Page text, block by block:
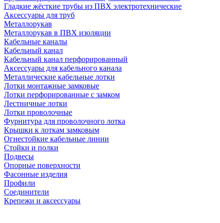
Гладкие жёсткие трубы из ПВХ электротехнические
Аксессуары для труб
Металлорукав
Металлорукав в ПВХ изоляции
Кабельные каналы
Кабельный канал
Кабельный канал перфорированный
Аксессуары для кабельного канала
Металлические кабельные лотки
Лотки монтажные замковые
Лотки перфорированные с замком
Лестничные лотки
Лотки проволочные
Фурнитура для проволочного лотка
Крышки к лоткам замковым
Огнестойкие кабельные линии
Стойки и полки
Подвесы
Опорные поверхности
Фасонные изделия
Профили
Соединители
Крепежи и аксессуары